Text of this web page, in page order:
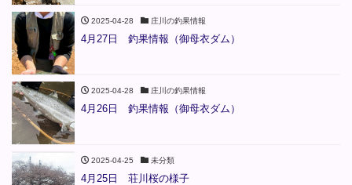
2025-04-28 庄川の釣果情報
4月27日 釣果情報（御母衣ダム）
2025-04-28 庄川の釣果情報
4月26日 釣果情報（御母衣ダム）
2025-04-25 未分類
4月25日 荘川桜の様子